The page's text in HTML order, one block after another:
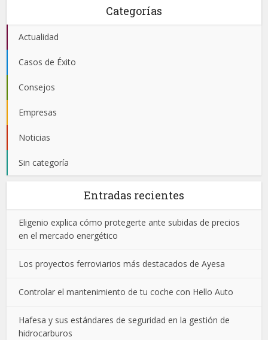
Categorías
Actualidad
Casos de Éxito
Consejos
Empresas
Noticias
Sin categoría
Entradas recientes
Eligenio explica cómo protegerte ante subidas de precios
en el mercado energético
Los proyectos ferroviarios más destacados de Ayesa
Controlar el mantenimiento de tu coche con Hello Auto
Hafesa y sus estándares de seguridad en la gestión de
hidrocarburos